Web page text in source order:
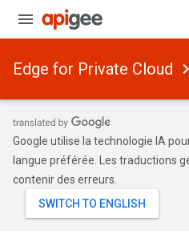
Edge for Private Cloud
Google utilise la technologie IA
langue préférée. Les traductions
contenir des erreurs.